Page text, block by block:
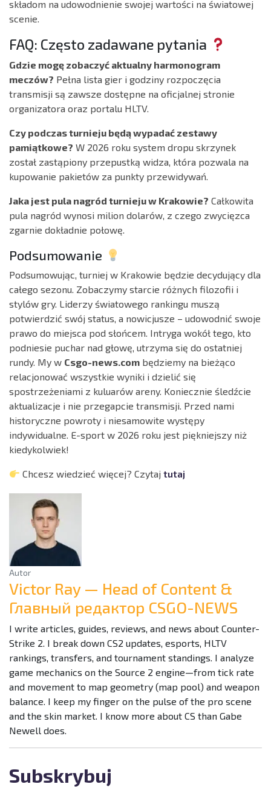
składom na udowodnienie swojej wartości na światowej
scenie.
FAQ: Często zadawane pytania
Gdzie mogę zobaczyć aktualny harmonogram
meczów? Pełna lista gier i godziny rozpoczęcia
transmisji są zawsze dostępne na oficjalnej stronie
organizatora oraz portalu HLTV.
Czy podczas turnieju będą wypadać zestawy
pamiątkowe? W 2026 roku system dropu skrzynek
został zastąpiony przepustką widza, która pozwala na
kupowanie pakietów za punkty przewidywań.
Jaka jest pula nagród turnieju w Krakowie? Całkowita
pula nagród wynosi milion dolarów, z czego zwycięzca
zgarnie dokładnie połowę.
Podsumowanie
Podsumowując, turniej w Krakowie będzie decydujący dla
całego sezonu. Zobaczymy starcie różnych filozofii i
stylów gry. Liderzy światowego rankingu muszą
potwierdzić swój status, a nowicjusze – udowodnić swoje
prawo do miejsca pod słońcem. Intryga wokół tego, kto
podniesie puchar nad głowę, utrzyma się do ostatniej
rundy. My w Csgo-news.com będziemy na bieżąco
relacjonować wszystkie wyniki i dzielić się
spostrzeżeniami z kuluarów areny. Koniecznie śledźcie
aktualizacje i nie przegapcie transmisji. Przed nami
historyczne powroty i niesamowite występy
indywidualne. E-sport w 2026 roku jest piękniejszy niż
kiedykolwiek!
Chcesz wiedzieć więcej? Czytajtutaj
Autor
Victor Ray — Head of Content &
Главный редактор CSGO-NEWS
I write articles, guides, reviews, and news about Counter-
Strike 2. I break down CS2 updates, esports, HLTV
rankings, transfers, and tournament standings. I analyze
game mechanics on the Source 2 engine—from tick rate
and movement to map geometry (map pool) and weapon
balance. I keep my finger on the pulse of the pro scene
and the skin market. I know more about CS than Gabe
Newell does.
Subskrybuj